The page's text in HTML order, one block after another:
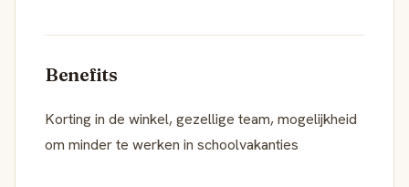
Benefits
Korting in de winkel, gezellige team, mogelijkheid
om minder te werken in schoolvakanties